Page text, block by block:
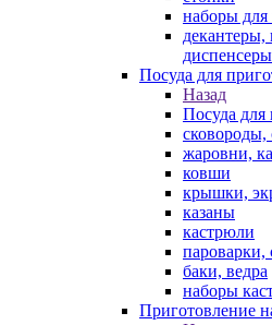
наборы для
Посуда для
Назад
Посуда для
сковороды,
жаровни,
ковши
крышки,
казаны
кастрюли
пароварки,
баки, ведра
наборы
Приготовление